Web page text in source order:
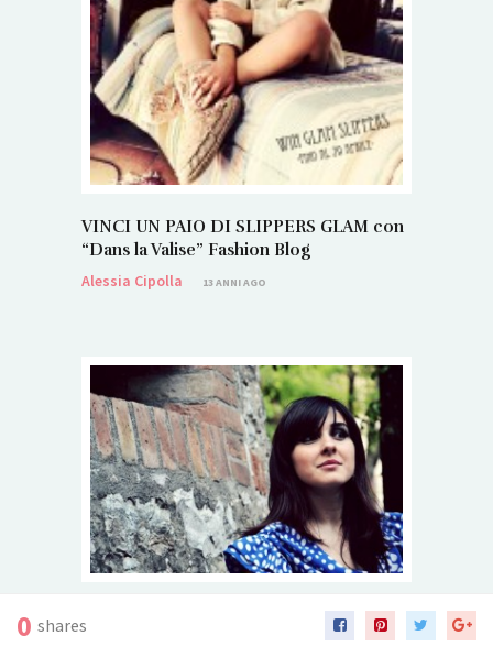
VINCI UN PAIO DI SLIPPERS GLAM con
“Dans la Valise” Fashion Blog
Alessia Cipolla
13 ANNI AGO
0 shares